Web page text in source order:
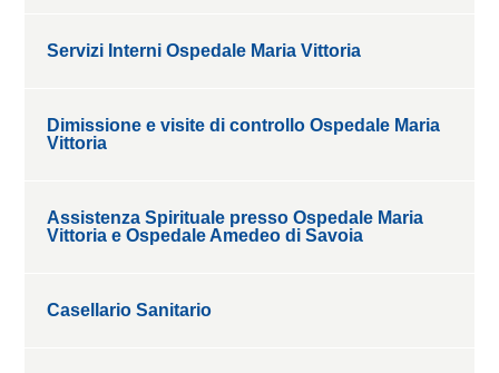
Servizi Interni Ospedale Maria Vittoria
Dimissione e visite di controllo Ospedale Maria
Vittoria
Assistenza Spirituale presso Ospedale Maria
Vittoria e Ospedale Amedeo di Savoia
Casellario Sanitario